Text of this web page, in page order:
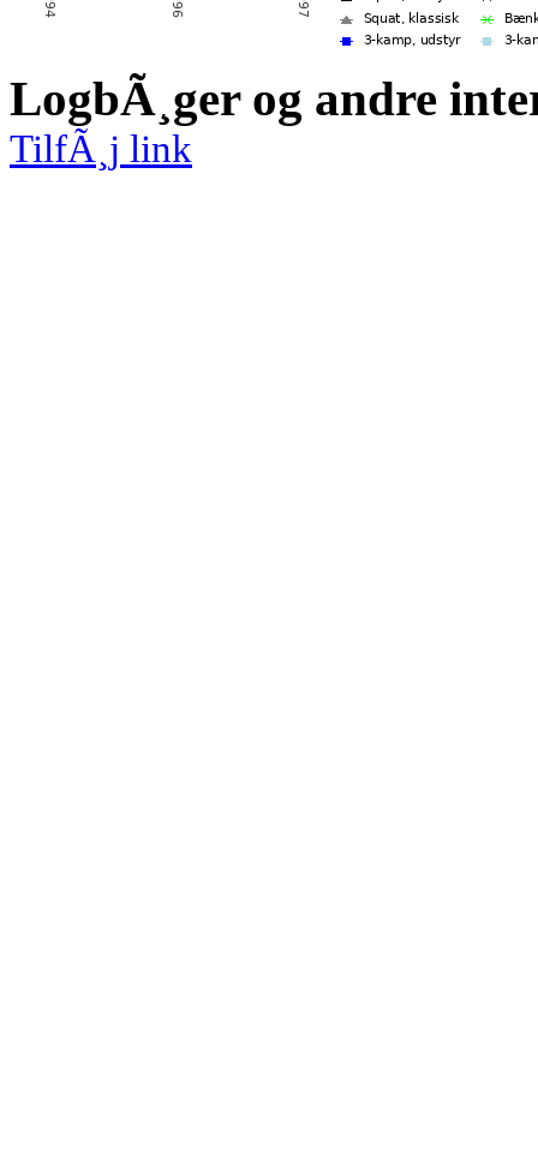
LogbÃ¸ger og andre
TilfÃ¸j link